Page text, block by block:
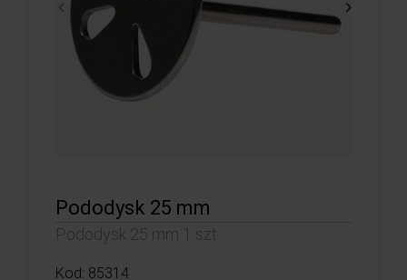
Pododysk 25 mm
Pododysk 25 mm 1 szt.
Kod: 85314